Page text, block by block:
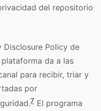
del repositorio
Disclosure Policy de
da a las
para recibir, triar y
por
7 El programa